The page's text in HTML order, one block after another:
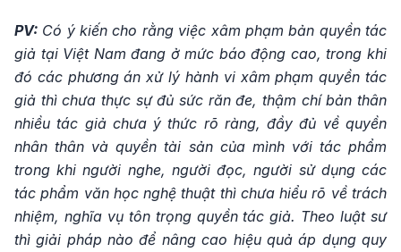
PV: Có ý kiến cho rằng việc xâm phạm bản quyền tác
giả tại Việt Nam đang ở mức báo động cao, trong khi
đó các phương án xử lý hành vi xâm phạm quyền tác
giả thì chưa thực sự đủ sức răn đe, thậm chí bản thân
nhiều tác giả chưa ý thức rõ ràng, đầy đủ về quyền
nhân thân và quyền tài sản của mình với tác phẩm
trong khi người nghe, người đọc, người sử dụng các
tác phẩm văn học nghệ thuật thì chưa hiểu rõ về trách
nhiệm, nghĩa vụ tôn trọng quyền tác giả. Theo luật sư
thì giải pháp nào để nâng cao hiệu quả áp dụng quy